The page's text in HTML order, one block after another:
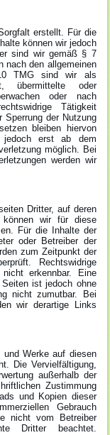
erstellt. Für die
können wir jedoch
sind wir gemäß § 7
nach den allgemeinen
TMG sind wir als
übermittelte oder
oder nach
Tätigkeit
Sperrung der Nutzung
bleiben hiervon
jedoch erst ab dem
möglich. Bei
werden wir
Dritter, auf deren
können wir für diese
Für die Inhalte der
oder Betreiber der
zum Zeitpunkt der
Rechtswidrige
erkennbar. Eine
ist jedoch ohne
nicht zumutbar. Bei
wir derartige Links
und Werke auf diesen
Die Vervielfältigung,
außerhalb der
Zustimmung
und Kopien dieser
Gebrauch
nicht vom Betreiber
Dritter beachtet.